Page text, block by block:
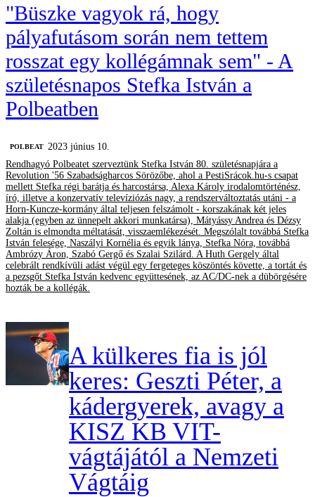
"Büszke vagyok rá, hogy
pályafutásom során nem tettem
rosszat egy kollégámnak sem" - A
születésnapos Stefka István a
Polbeatben
‎POLBEAT
2023 június 10.
Rendhagyó Polbeatet szerveztünk Stefka István 80. születésnapjára a
Revolution '56 Szabadságharcos Sörözőbe, ahol a PestiSrácok.hu-s csapat
mellett Stefka régi barátja és harcostársa, Alexa Károly irodalomtörténész,
író, illetve a konzervatív televíziózás nagy, a rendszerváltoztatás utáni - a
Horn-Kuncze-kormány által teljesen felszámolt - korszakának két jeles
alakja (egyben az ünnepelt akkori munkatársa), Mátyássy Andrea és Dézsy
Zoltán is elmondta méltatását, visszaemlékezését. Megszólalt továbbá Stefka
István felesége, Naszályi Kornélia és egyik lánya, Stefka Nóra, továbbá
Ambrózy Áron, Szabó Gergő és Szalai Szilárd. A Huth Gergely által
celebrált rendkívüli adást végül egy fergeteges köszöntés követte, a tortát és
a pezsgőt Stefka István kedvenc együttesének, az AC/DC-nek a dübörgésére
hozták be a kollégák.
A külkeres fia is jól
keres: Geszti Péter, a
kádergyerek, avagy a
KISZ KB VIT-
vágtájától a Nemzeti
Vágtáig